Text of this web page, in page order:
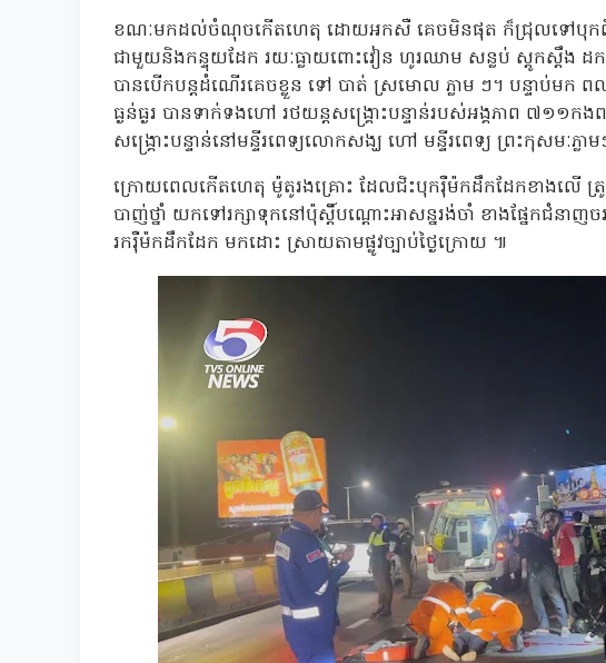
ខណៈមកដល់ចំណុចកើតហេតុ ដោយអកសឺ គេចមិនផុត ក៏ជ្រុលទៅបុក
ជាមួយនិងកន្ទុយដែក រយៈធ្លាយពោះវៀន ហូរឈាម សន្លប់ ស្ដូកស្ដឹង
បានបើកបន្តដំណើរគេចខ្លួន ទៅ បាត់ ស្រមោល ភ្លាម ៗ។ បន្ទាប់មក
ធ្ងន់ធ្ងរ បានទាក់ទងហៅ រថយន្តសង្គ្រោះបន្ទាន់របស់អង្គភាព ៧
សង្គ្រោះបន្ទាន់នៅមន្ទីរពេទ្យលោកសង្ឃ ហៅ មន្ទីរពេទ្យ ព្រះកុសមៈភ្លា
ក្រោយពេលកើតហេតុ ម៉ូតូរងគ្រោះ ដែលជិះបុករ៉ឺម៉កដឹកដែកខាងលើ ត្
បាញ់ថ្នាំ យកទៅរក្សាទុកនៅប៉ុស្តិ៍បណ្ដោះអាសន្នរង់ចាំ ខាងផ្នែកជំនាញចរ
រករ៉ឺម៉កដឹកដែក មកដោះ ស្រាយតាមផ្លូវច្បាប់ថ្ងៃក្រោយ ៕